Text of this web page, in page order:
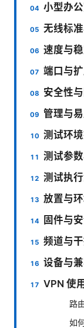
小型办
无线标
速度与
端口与
安全性
管理与
测试环
测试参
测试执
放置与
固件与
频道与
设备与
VPN 使
路
如